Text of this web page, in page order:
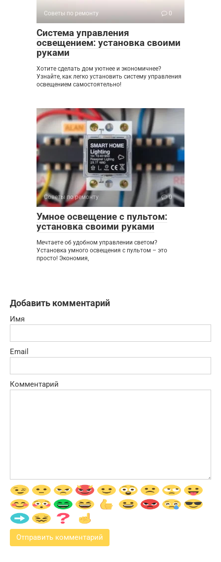
Советы по ремонту 0
Система управления
освещением: установка своими
руками
Хотите сделать дом уютнее и экономичнее?
Узнайте, как легко установить систему управления
освещением самостоятельно!
Советы по ремонту 0
Умное освещение с пультом:
установка своими руками
Мечтаете об удобном управлении светом?
Установка умного освещения с пультом – это
просто! Экономия,
Добавить комментарий
Имя
Email
Комментарий